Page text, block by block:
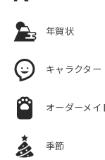
年賀状
キャラクター
オーダーメイ
季節